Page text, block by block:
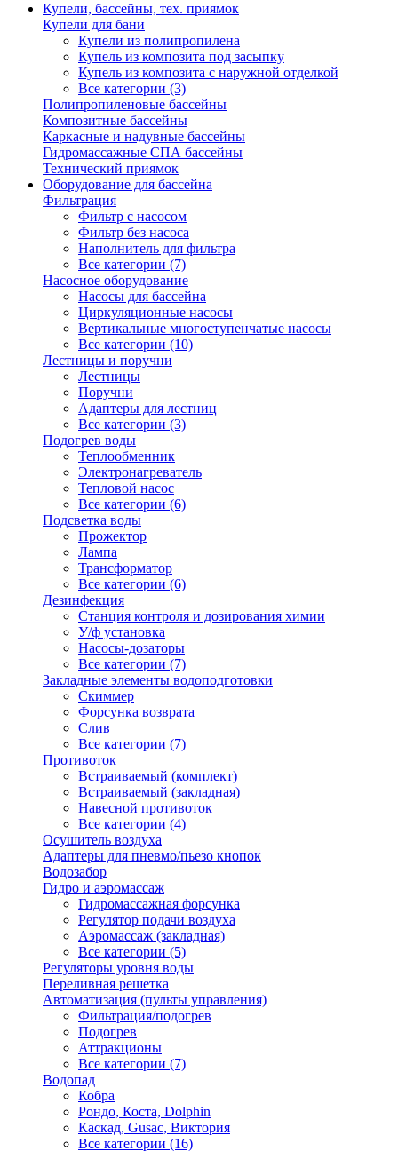
Купели, бассейны, тех. приямок
Купели для бани
Купели из полипропилена
Купель из композита под засыпку
Купель из композита с наружной отделкой
Все категории (3)
Полипропиленовые бассейны
Композитные бассейны
Каркасные и надувные бассейны
Гидромассажные СПА бассейны
Технический приямок
Оборудование для бассейна
Фильтрация
Фильтр с насосом
Фильтр без насоса
Наполнитель для фильтра
Все категории (7)
Насосное оборудование
Насосы для бассейна
Циркуляционные насосы
Вертикальные многоступенчатые насосы
Все категории (10)
Лестницы и поручни
Лестницы
Поручни
Адаптеры для лестниц
Все категории (3)
Подогрев воды
Теплообменник
Электронагреватель
Тепловой насос
Все категории (6)
Подсветка воды
Прожектор
Лампа
Трансформатор
Все категории (6)
Дезинфекция
Станция контроля и дозирования химии
У/ф установка
Насосы-дозаторы
Все категории (7)
Закладные элементы водоподготовки
Скиммер
Форсунка возврата
Слив
Все категории (7)
Противоток
Встраиваемый (комплект)
Встраиваемый (закладная)
Навесной противоток
Все категории (4)
Осушитель воздуха
Адаптеры для пневмо/пьезо кнопок
Водозабор
Гидро и аэромассаж
Гидромассажная форсунка
Регулятор подачи воздуха
Аэромассаж (закладная)
Все категории (5)
Регуляторы уровня воды
Переливная решетка
Автоматизация (пульты управления)
Фильтрация/подогрев
Подогрев
Аттракционы
Все категории (7)
Водопад
Кобра
Рондо, Коста, Dolphin
Каскад, Gusac, Виктория
Все категории (16)